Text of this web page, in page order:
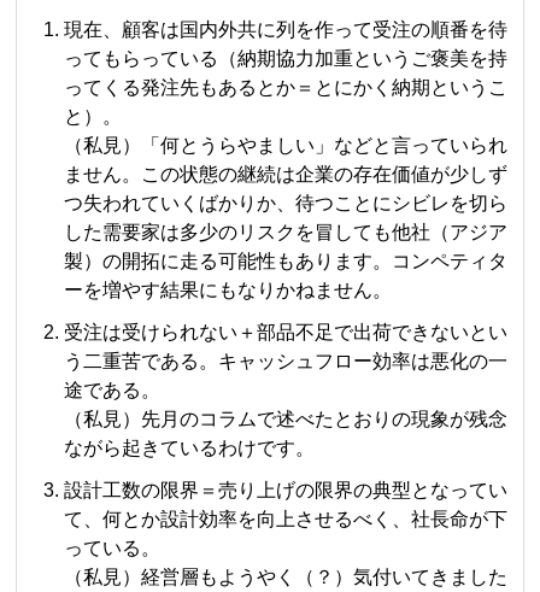
現在、顧客は国内外共に列を作って受注の順番を待
ってもらっている（納期協力加重というご褒美を持
ってくる発注先もあるとか＝とにかく納期というこ
と）。
（私見）「何とうらやましい」などと言っていられ
ません。この状態の継続は企業の存在価値が少しず
つ失われていくばかりか、待つことにシビレを切ら
した需要家は多少のリスクを冒しても他社（アジア
製）の開拓に走る可能性もあります。コンペティタ
ーを増やす結果にもなりかねません。
受注は受けられない＋部品不足で出荷できないとい
う二重苦である。キャッシュフロー効率は悪化の一
途である。
（私見）先月のコラムで述べたとおりの現象が残念
ながら起きているわけです。
設計工数の限界＝売り上げの限界の典型となってい
て、何とか設計効率を向上させるべく、社長命が下
っている。
（私見）経営層もようやく（？）気付いてきました